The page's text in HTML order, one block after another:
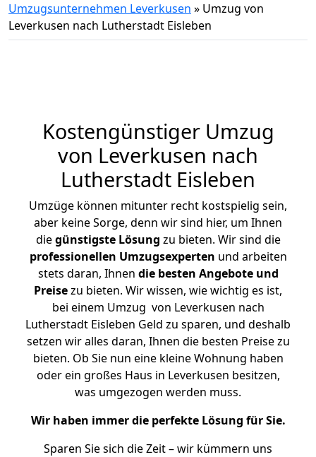
Umzugsunternehmen Leverkusen » Umzug von
Leverkusen nach Lutherstadt Eisleben
Kostengünstiger Umzug
von Leverkusen nach
Lutherstadt Eisleben
Umzüge können mitunter recht kostspielig sein,
aber keine Sorge, denn wir sind hier, um Ihnen
diegünstigste Lösung zu bieten. Wir sind die
professionellen Umzugsexperten und arbeiten
stets daran, Ihnen die besten Angebote und
Preisezu bieten. Wir wissen, wie wichtig es ist,
bei einem Umzug von Leverkusen nach
Lutherstadt Eisleben Geld zu sparen, und deshalb
setzen wir alles daran, Ihnen die besten Preise zu
bieten. Ob Sie nun eine kleine Wohnung haben
oder ein großes Haus in Leverkusen besitzen,
was umgezogen werden muss.
Wir haben immer die perfekte Lösung für Sie.
Sparen Sie sich die Zeit – wir kümmern uns